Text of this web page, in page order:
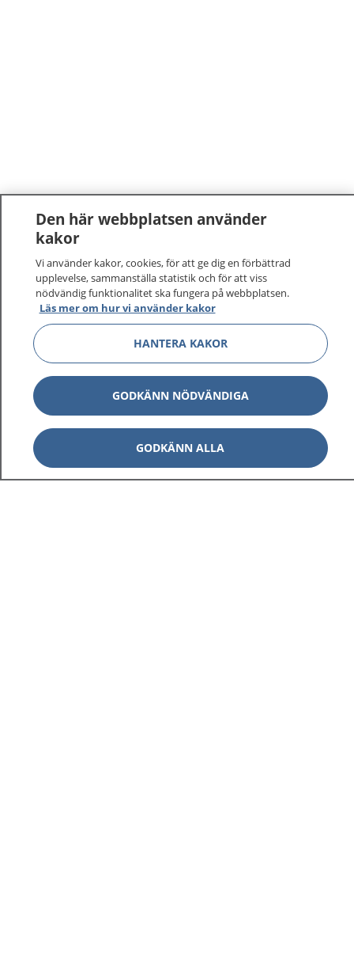
Den här webbplatsen använder
kakor
Vi använder kakor, cookies, för att ge dig en förbättrad
upplevelse, sammanställa statistik och för att viss
nödvändig funktionalitet ska fungera på webbplatsen.
Läs mer om hur vi använder kakor
HANTERA KAKOR
GODKÄNN NÖDVÄNDIGA
GODKÄNN ALLA